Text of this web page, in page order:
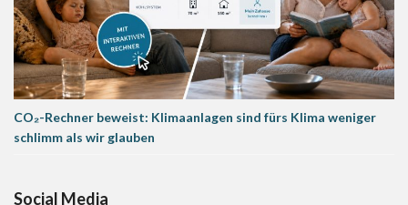
CO₂-Rechner beweist: Klimaanlagen sind fürs Klima weniger
schlimm als wir glauben
Social Media